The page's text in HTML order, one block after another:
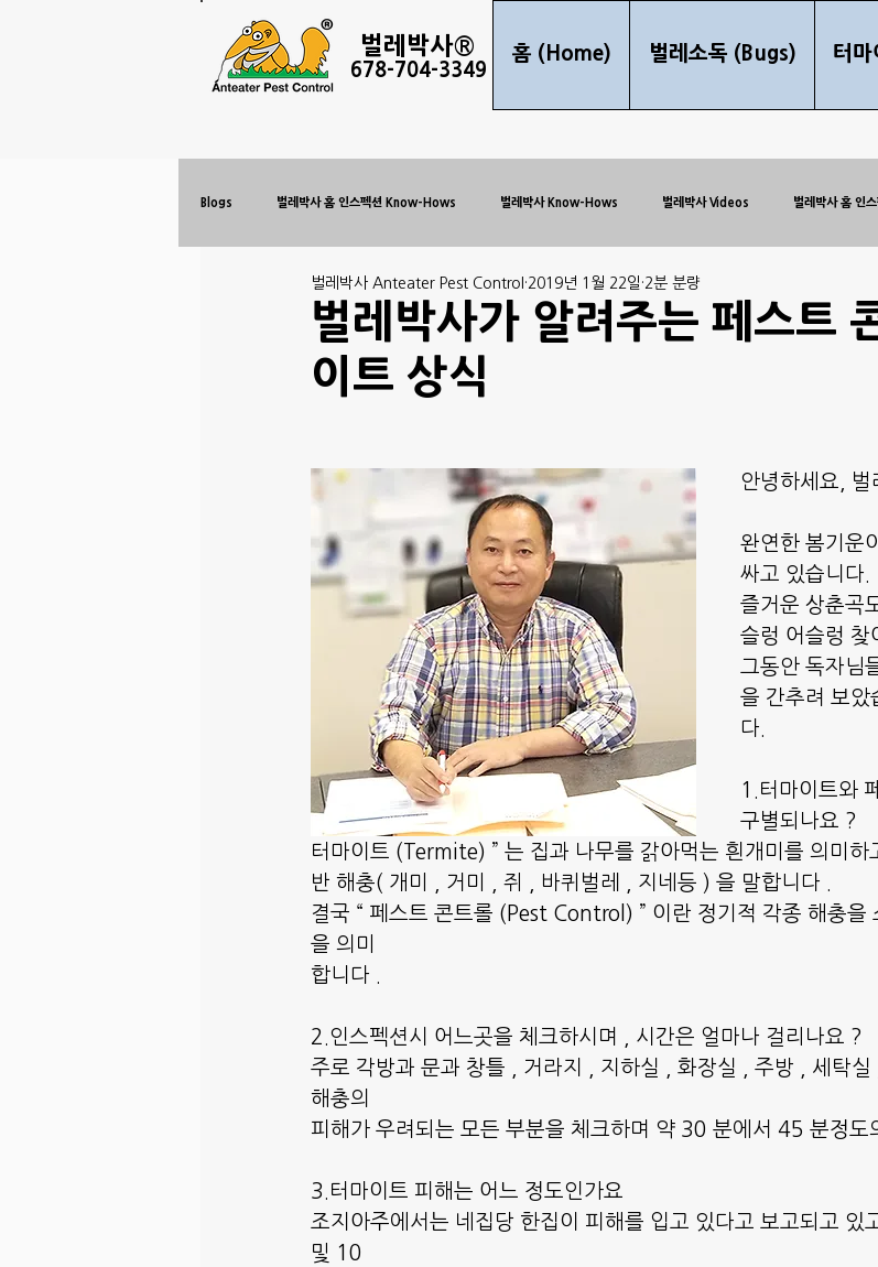
벌레 박사®
678-704-3349
홈 (Home) 벌레소독 (Bugs) 터
Blogs 벌레박사 홈 인스펙션 Know-Hows 벌레박사 Know-Hows 벌레박사 Videos 벌레박사 홈 인
벌레박사가 알려주는 페스트
이트 상식
벌레박사 Anteater Pest Control 2019년 1월 22일 2분 분량
안녕하세요, 벌
완연한 봄기운
싸고 있습니다.
즐거운 상춘곡
슬렁 어슬렁 찾
그동안 독자님
을 간추려 보았
다.
1.터마이트와
구별되나요 ?
터마이트 (Termite) ” 는 집과 나무를 갉아먹는 흰개미를 의미하
반 해충( 개미 , 거미 , 쥐 , 바퀴벌레 , 지네등 ) 을 말합니다 .
결국 “ 페스트 콘트롤 (Pest Control) ” 이란 정기적 각종 해충을
을 의미
합니다 .
2.인스펙션시 어느곳을 체크하시며 , 시간은 얼마나 걸리나요 ?
주로 각방과 문과 창틀 , 거라지 , 지하실 , 화장실 , 주방 , 세탁
해충의
피해가 우려되는 모든 부분을 체크하며 약 30 분에서 45 분정도
3.터마이트 피해는 어느 정도인가요
조지아주에서는 네집당 한집이 피해를 입고 있다고 보고되고 있
및 10